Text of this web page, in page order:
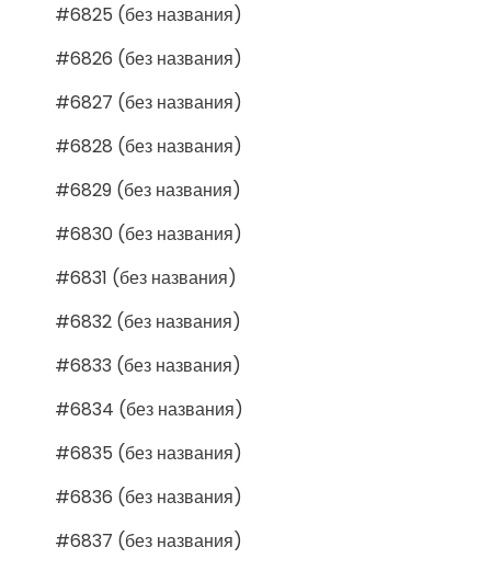
#6825 (без названия)
#6826 (без названия)
#6827 (без названия)
#6828 (без названия)
#6829 (без названия)
#6830 (без названия)
#6831 (без названия)
#6832 (без названия)
#6833 (без названия)
#6834 (без названия)
#6835 (без названия)
#6836 (без названия)
#6837 (без названия)